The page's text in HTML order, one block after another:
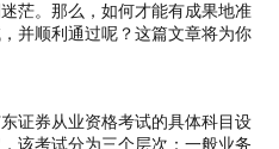
茫。那么，如何才能有成果地准
并顺利通过呢？这篇文章将为你
证券从业资格考试的具体科目设
该考试分为三个层次：一般业务